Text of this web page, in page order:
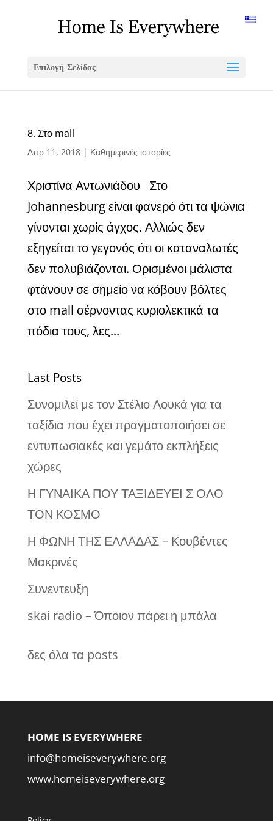
Επιλογή Σελίδας
8. Στο mall
Απρ 11, 2018| Καθημερινές ιστορίες
Χριστίνα Αντωνιάδου Στο
Johannesburg είναι φανερό ότι τα ψώνια
γίνονται χωρίς άγχος. Αλλιώς δεν
εξηγείται το γεγονός ότι οι καταναλωτές
δεν πολυβιάζονται. Ορισμένοι μάλιστα
φτάνουν σε σημείο να κόβουν βόλτες
στο mall σέρνοντας κυριολεκτικά τα
πόδια τους, λες...
Last Posts
Συνομιλεί με τον Στέλιο Λουκά για τα
ταξίδια που έχει πραγματοποιήσει σε
εντυπωσιακές και γεμάτο εκπλήξεις
χώρες
Η ΓΥΝΑΙΚΑ ΠΟΥ ΤΑΞΙΔΕΥΕΙ Σ ΟΛΟ
ΤΟΝ ΚΟΣΜΟ
Η ΦΩΝΗ ΤΗΣ ΕΛΛΑΔΑΣ – Κουβέντες
Μακρινές
Συνεντευξη
skai radio – Όποιον πάρει η μπάλα
δες όλα τα posts
HOME IS EVERYWHERE
info@homeiseverywhere.org
www.homeiseverywhere.org